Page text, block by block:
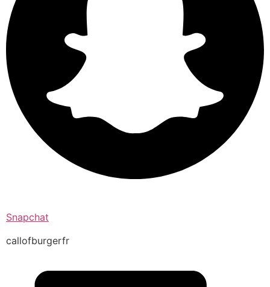
Snapchat
callofburgerfr